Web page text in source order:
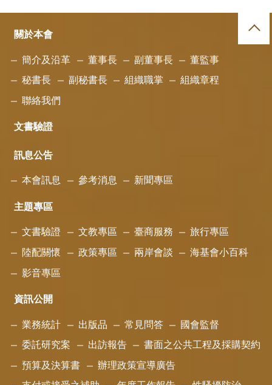
關於本會
簡介及沿革 董事長 副董事長 董監事
秘書長 副秘書長 組織職掌 組織章程
聯絡我們
文書驗證
訊息公告
本會訊息 參考消息 新聞專區
主題專區
文書驗證 文教專區 臺商服務 旅行專區
陸配關懷 政策專區 兩岸會談 海基會小百科
影音專區
資訊公開
業務統計 出版品 常見問答 國會監督
委託研究案 出訪報告 書面之公共工程及採購契約
預算及決算書 辦理政策宣導廣告